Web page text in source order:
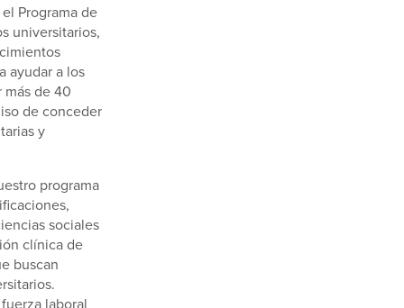
Programa de
universitarios,
ayudar a los
de 40
de conceder
y
programa
sociales
clínica de
buscan
laboral